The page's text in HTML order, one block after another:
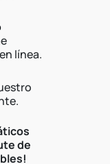
línea.
de